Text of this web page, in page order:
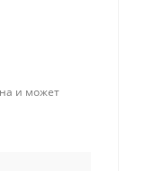
и может